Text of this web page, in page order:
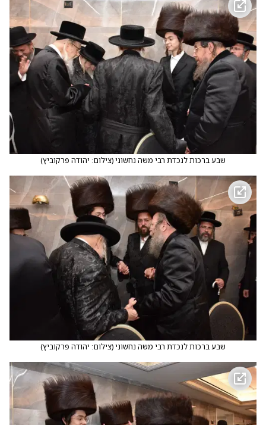
שבע ברכות לנכדת רבי משה נחשוני(צילום: יהודה פרקוביץ)
שבע ברכות לנכדת רבי משה נחשוני(צילום: יהודה פרקוביץ)